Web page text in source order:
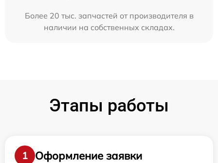
Более 20 тыс. запчастей от производителя в
наличии на собственных складах.
Этапы работы
1
Оформление заявки